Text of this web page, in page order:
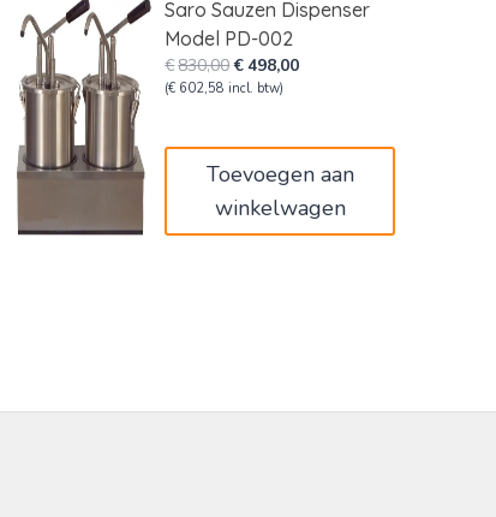
Saro Sauzen Dispenser
Model PD-002
€830,00Oorspronkelijke
prijs
€498,00Huidige
(€ 602,58 incl. btw)
Toevoegen aan
winkelwagen